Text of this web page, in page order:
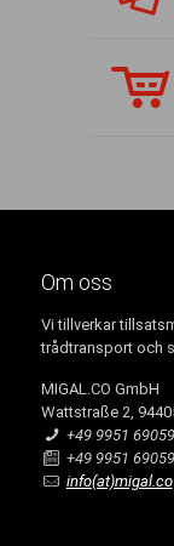
Om oss
Vi tillverkar
trådtransport och
MIGAL.CO GmbH
Wattstraße 2,
+49 9951
+49 9951
info(at)migal.co